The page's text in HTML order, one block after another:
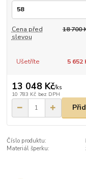
Cena před
slevou
18 700
Ušetříte
5 652
13 048 Kč/ks
10 783 Kč bez DPH
Číslo produktu:
Materiál šperku: